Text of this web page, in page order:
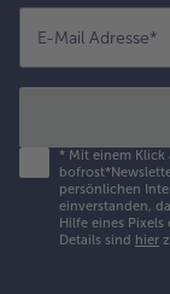
E-Mail Adresse*
* Mit einem Klick
persönlichen
einverstanden,
Hilfe eines
Details sind hier